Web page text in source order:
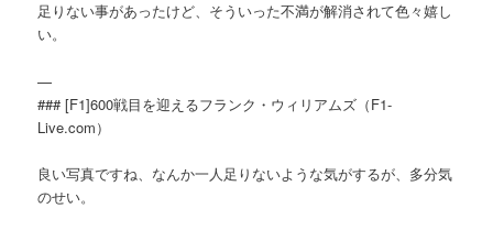
足りない事があったけど、そういった不満が解消されて色々嬉し
い。
—
### [F1]600戦目を迎えるフランク・ウィリアムズ（F1-
Live.com）
良い写真ですね、なんか一人足りないような気がするが、多分気
のせい。